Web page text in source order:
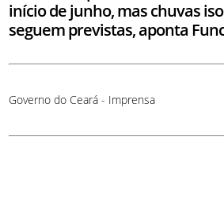
início de junho, mas chuvas
seguem previstas, aponta
Governo do Ceará - Imprensa